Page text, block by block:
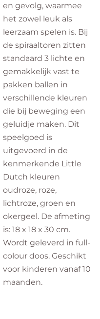
en gevolg, waarmee
het zowel leuk als
leerzaam spelen is. Bij
de spiraaltoren zitten
standaard 3 lichte en
gemakkelijk vast te
pakken ballen in
verschillende kleuren
die bij beweging een
geluidje maken. Dit
speelgoed is
uitgevoerd in de
kenmerkende Little
Dutch kleuren
oudroze, roze,
lichtroze, groen en
okergeel. De afmeting
is: 18 x 18 x 30 cm.
Wordt geleverd in full-
colour doos. Geschikt
voor kinderen vanaf 10
maanden.